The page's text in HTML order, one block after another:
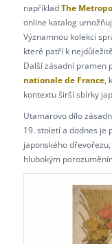
napříkladThe
online katalog
Významnou kolekci
které patří k
Další zásadní pramen
nationale de France,
kontextu širší sbírky
Utamarovo dílo
19. století a dodnes je
japonského
hlubokým